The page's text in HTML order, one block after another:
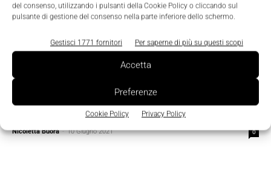
del consenso, utilizzando i pulsanti della Cookie Policy o cliccando sul
pulsante di gestione del consenso nella parte inferiore dello schermo.
Gestisci 1771 fornitori Per saperne di più su questi scopi
Accetta
Preferenze
Cookie Policy Privacy Policy
Un nuovo sensore radar di rilevamento
preciso e affidabile
Nicoletta Buora - 10 Giugno 2021 0